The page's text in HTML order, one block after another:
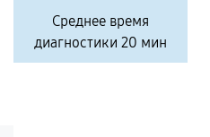
Среднее время
диагностики 20 мин